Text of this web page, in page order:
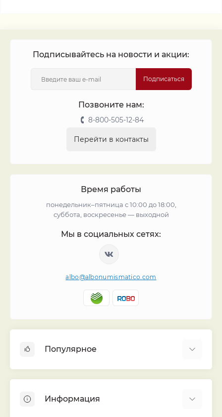
Подписывайтесь на новости и акции:
Подписаться
Позвоните нам:
8-800-505-12-84
Перейти в контакты
Время работы
понедельник–пятница с 10:00 до 18:00,
суббота, воскресенье — выходной
Мы в социальных сетях:
albo@albonumismatico.com
Популярное
Монеты
Информация